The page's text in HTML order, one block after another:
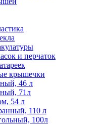
и перчаток
крышечки
46 л
71л
54 л
110 л
100л